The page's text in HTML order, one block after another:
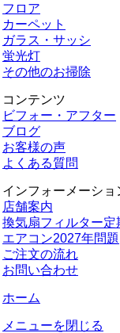
フロア
カーペット
ガラス・サッシ
蛍光灯
その他のお掃除
コンテンツ
ビフォー・アフター
ブログ
お客様の声
よくある質問
インフォーメーショ
店舗案内
換気扇フィルター定
エアコン2027年問題
ご注文の流れ
お問い合わせ
ホーム
メニューを閉じる